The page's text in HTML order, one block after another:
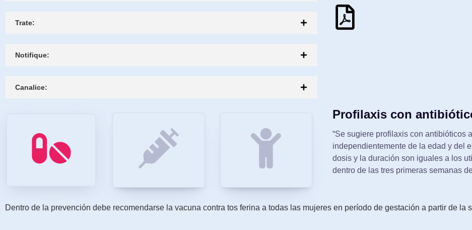
Trate:
Notifique:
Canalice:
Profilaxis con
“Se sugiere profilaxis con antibióticos
independientemente de la edad y del
dosis y la duración son iguales a los
dentro de las tres primeras semanas
Dentro de la prevención debe recomendarse la vacuna contra tos ferina a todas las mujeres en período de gestación a partir de la